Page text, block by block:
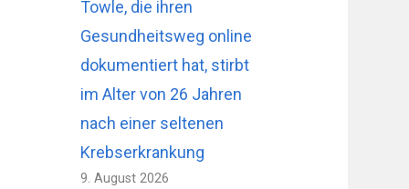
Towle, die ihren
Gesundheitsweg online
dokumentiert hat, stirbt
im Alter von 26 Jahren
nach einer seltenen
Krebserkrankung
9. August 2026